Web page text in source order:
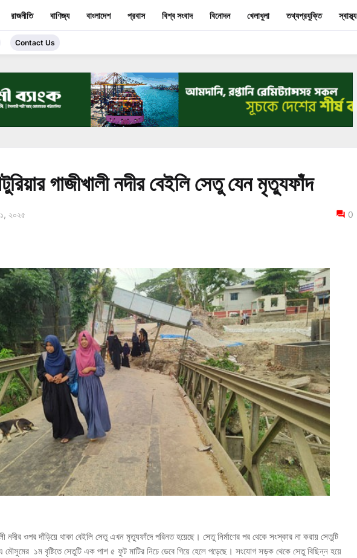
রাজনীতি বাণিজ্য বাংলাদেশ প্রবাস বিশ্ব সংবাদ বিনোদন খেলাধুলা তথ্যপ্রযুক্তি স্বাস্থ্য
Contact Us
গাজীখালী নদীর বেইলি সেতু যেন মৃত্যুফাঁদ
২০২৫ 0
নদীর ওপর দাঁড়িয়ে থাকা বেইলি সেতু এখন মৃত্যুফাঁদে পরিনত হয়েছে। সেতু নির্মাণের পর থেকে সংস্কার না করায় সেতুটি
১ম বৃষ্টিতে সেতুটি এক পাশ ৫ ফুট মাটির নিচে ডেবে গিয়ে হেলে পড়েছে। সংযোগ সড়ক থেকে সেতু বিছিন্ন হয়ে